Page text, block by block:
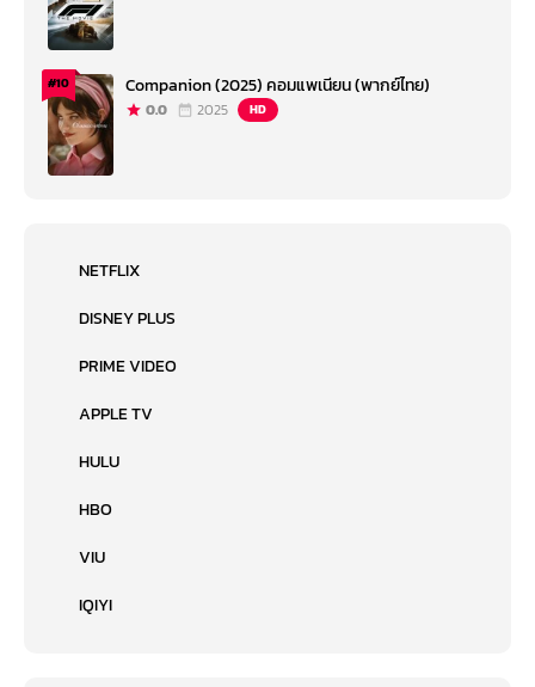
#10 Companion (2025) คอมแพเนียน (พากย์ไทย)
0.0 2025 HD
NETFLIX
DISNEY PLUS
PRIME VIDEO
APPLE TV
HULU
HBO
VIU
IQIYI